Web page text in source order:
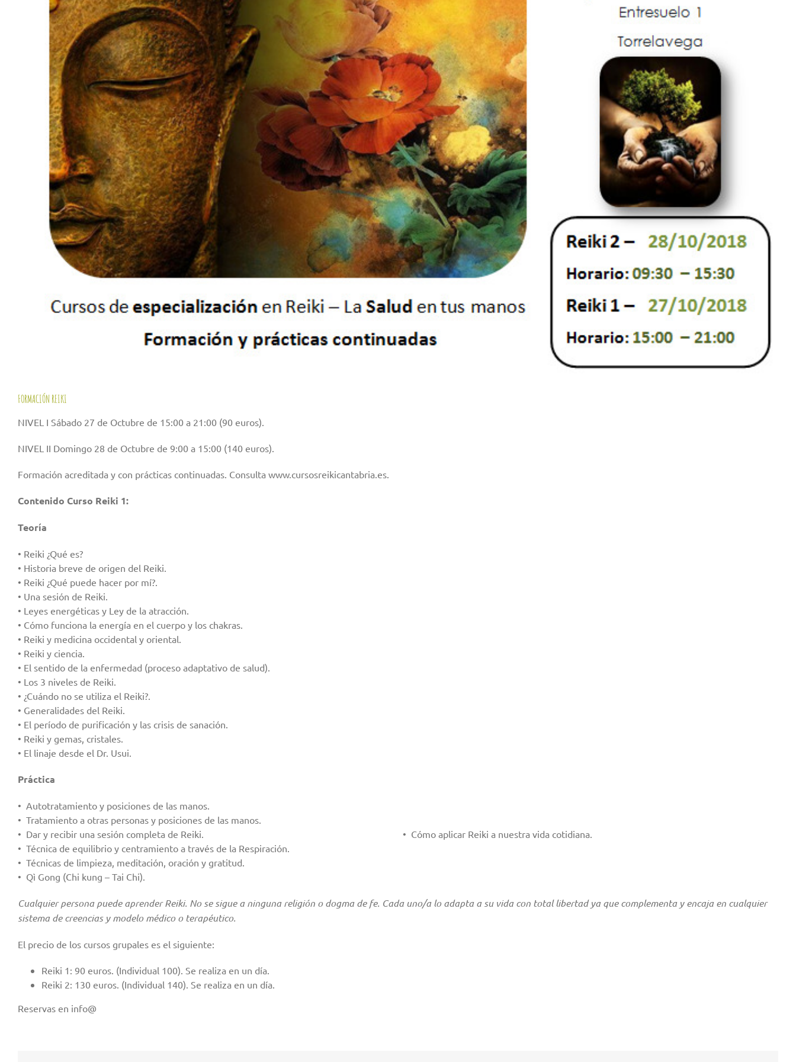
FORMACIÓN REIKI
NIVEL I Sábado 27 de Octubre de 15:00 a 21:00 (90 euros).
NIVEL II Domingo 28 de Octubre de 9:00 a 15:00 (140 euros).
Formación acreditada y con prácticas continuadas. Consulta www.cursosreikicantabria.es.
Contenido Curso Reiki 1:
Teoría
• Reiki ¿Qué es?
• Historia breve de origen del Reiki.
• Reiki ¿Qué puede hacer por mí?.
• Una sesión de Reiki.
• Leyes energéticas y Ley de la atracción.
• Cómo funciona la energía en el cuerpo y los chakras.
• Reiki y medicina occidental y oriental.
• Reiki y ciencia.
• El sentido de la enfermedad (proceso adaptativo de salud).
• Los 3 niveles de Reiki.
• ¿Cuándo no se utiliza el Reiki?.
• Generalidades del Reiki.
• El período de purificación y las crisis de sanación.
• Reiki y gemas, cristales.
• El linaje desde el Dr. Usui.
Práctica
• Autotratamiento y posiciones de las manos.
• Tratamiento a otras personas y posiciones de las manos.
• Dar y recibir una sesión completa de Reiki. • Cómo aplicar Reiki a nuestra vida cotidiana.
• Técnica de equilibrio y centramiento a través de la Respiración.
• Técnicas de limpieza, meditación, oración y gratitud.
• Qì Gong (Chi kung – Tai Chi).
Cualquier persona puede aprender Reiki. No se sigue a ninguna religión o dogma de fe. Cada uno/a lo adapta a su vida con total libertad ya que complementa y encaja en cualquier
sistema de creencias y modelo médico o terapéutico.
El precio de los cursos grupales es el siguiente:
Reiki 1: 90 euros. (Individual 100). Se realiza en un día.
Reiki 2: 130 euros. (Individual 140). Se realiza en un día.
Reservas en info@